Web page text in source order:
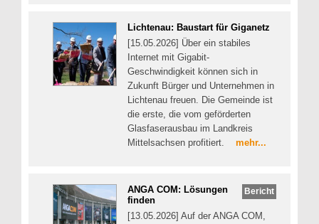
Lichtenau: Baustart für Giganetz
[15.05.2026] Über ein stabiles
Internet mit Gigabit-
Geschwindigkeit können sich in
Zukunft Bürger und Unternehmen in
Lichtenau freuen. Die Gemeinde ist
die erste, die vom geförderten
Glasfaserausbau im Landkreis
Mittelsachsen profitiert. mehr...
Bericht
ANGA COM: Lösungen
finden
[13.05.2026] Auf der ANGA COM,